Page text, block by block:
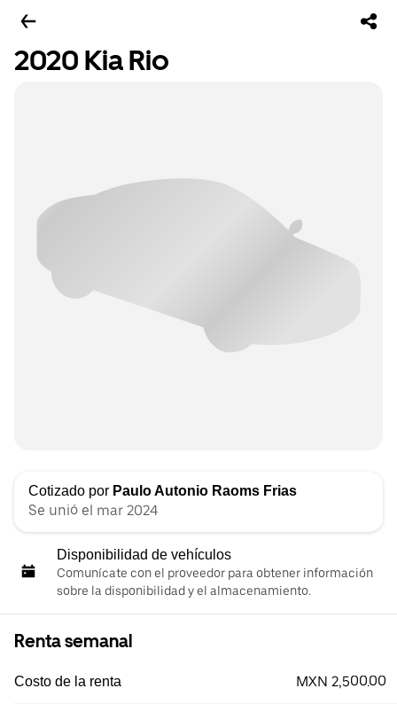
2020 Kia Rio
Cotizado por Paulo Autonio Raoms Frias
Se unió el mar 2024
Disponibilidad de vehículos
Comunícate con el proveedor para obtener información
sobre la disponibilidad y el almacenamiento.
Renta semanal
Costo de la renta MXN 2,500.00